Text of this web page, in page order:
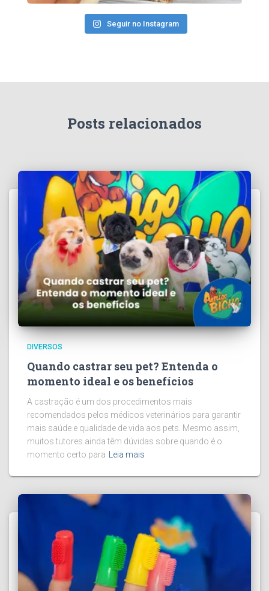
Seguir no Instagram
Posts relacionados
DIVERSOS
Quando castrar seu pet? Entenda o
momento ideal e os benefícios
A castração é um dos procedimentos mais
recomendados pelos médicos veterinários para garantir
mais saúde e qualidade de vida aos pets. Mesmo assim,
muitos tutores ainda têm dúvidas sobre quando é o
momento certo para
Leia mais